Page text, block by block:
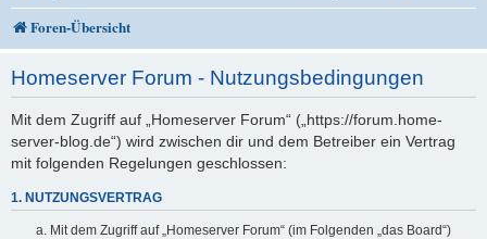
Foren-Übersicht
Homeserver Forum - Nutzungsbedingungen
Mit dem Zugriff auf „Homeserver Forum“ („https://forum.home-
server-blog.de“) wird zwischen dir und dem Betreiber ein Vertrag
mit folgenden Regelungen geschlossen:
1. NUTZUNGSVERTRAG
Mit dem Zugriff auf „Homeserver Forum“ (im Folgenden „das Board“)